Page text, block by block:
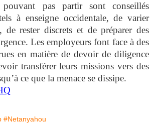
pouvant pas partir sont conseillés
à enseigne occidentale, de varier
de rester discrets et de préparer des
Les employeurs font face à des
en matière de devoir de diligence
transférer leurs missions vers des
ce que la menace se dissipe.
#Netanyahou